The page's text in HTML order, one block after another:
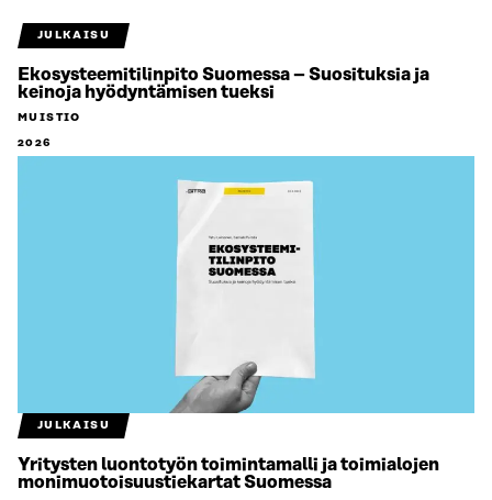
JULKAISU
Ekosysteemitilinpito Suomessa – Suosituksia ja
keinoja hyödyntämisen tueksi
MUISTIO
2026
JULKAISU
Yritysten luontotyön toimintamalli ja toimialojen
monimuotoisuustiekartat Suomessa